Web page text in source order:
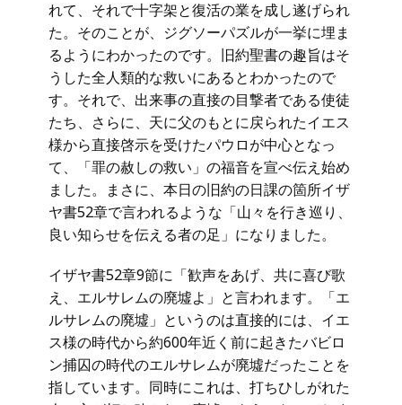
れて、それで十字架と復活の業を成し遂げられ
た。そのことが、ジグソーパズルが一挙に埋ま
るようにわかったのです。旧約聖書の趣旨はそ
うした全人類的な救いにあるとわかったので
す。それで、出来事の直接の目撃者である使徒
たち、さらに、天に父のもとに戻られたイエス
様から直接啓示を受けたパウロが中心となっ
て、「罪の赦しの救い」の福音を宣べ伝え始め
ました。まさに、本日の旧約の日課の箇所イザ
ヤ書52章で言われるような「山々を行き巡り、
良い知らせを伝える者の足」になりました。
イザヤ書52章9節に「歓声をあげ、共に喜び歌
え、エルサレムの廃墟よ」と言われます。「エ
ルサレムの廃墟」というのは直接的には、イエ
ス様の時代から約600年近く前に起きたバビロ
ン捕囚の時代のエルサレムが廃墟だったことを
指しています。同時にこれは、打ちひしがれた